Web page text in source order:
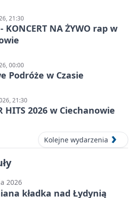
21:30
KONCERT NA ŻYWO rap w
00:00
Podróże w Czasie
21:30
HITS 2026 w Ciechanowie
Kolejne wydarzenia
2026
kładka nad Łydynią